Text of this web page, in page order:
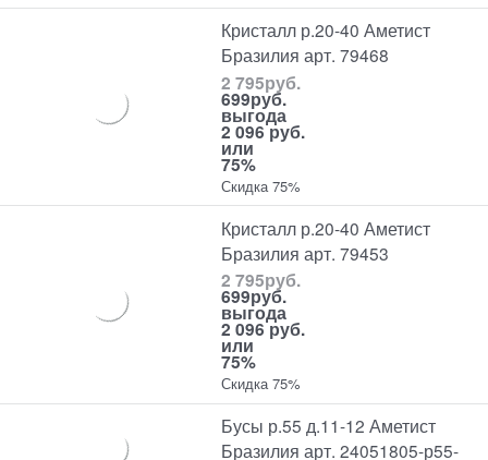
Кристалл р.20-40 Аметист
Бразилия арт. 79468
2 795руб.
699руб.
выгода
2 096 руб.
или
75%
Скидка 75%
Кристалл р.20-40 Аметист
Бразилия арт. 79453
2 795руб.
699руб.
выгода
2 096 руб.
или
75%
Скидка 75%
Бусы р.55 д.11-12 Аметист
Бразилия арт. 24051805-р55-